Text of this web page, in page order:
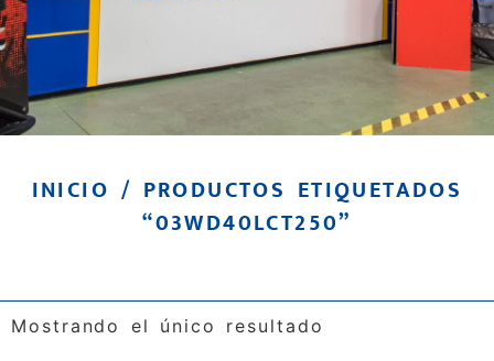
INICIO / PRODUCTOS ETIQUETADOS
“03WD40LCT250”
Mostrando el único resultado